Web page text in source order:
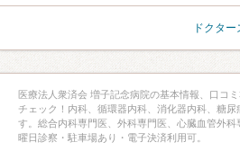
ドクタ
医療法人衆済会 増子記念病院の基本情報、口コ
チェック！内科、循環器内科、消化器内科、糖尿
す。総合内科専門医、外科専門医、心臓血管外
曜日診察・駐車場あり・電子決済利用可。